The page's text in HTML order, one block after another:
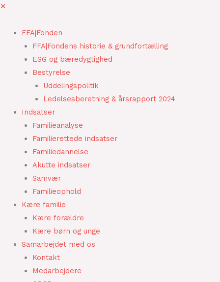
Gå
indholdet
✕
FFA|Fonden
FFA|Fondens historie & grundfortælling
ESG og bæredygtighed
Bestyrelse
Uddelingspolitik
Ledelsesberetning & årsrapport 2024
Indsatser
Familieanalyse
Familierettede indsatser
Familiedannelse
Akutte indsatser
Samvær
Familieophold
Kære familie
Kære forældre
Kære børn og unge
Samarbejdet med os
Kontakt
Medarbejdere